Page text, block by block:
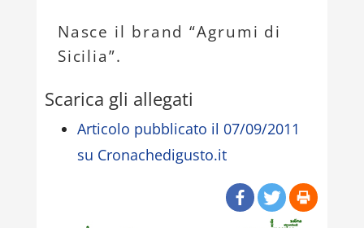
Nasce il brand “Agrumi di
Sicilia”.
Scarica gli allegati
Articolo pubblicato il 07/09/2011
su Cronachedigusto.it